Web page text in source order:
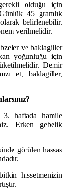
olduğu için
45 gramlık
belirlenebilir.
verilmelidir.
ve baklagiller
yoğunluğu için
Demir
et, baklagiller,
3. haftada hamile
Erken gebelik
görülen hassas
hissetmenizin